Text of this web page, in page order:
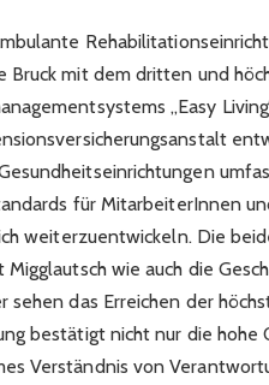
Bruck mit dem dritten und
„Easy
für MitarbeiterInnen
weiterzuentwickeln. Die
Migglautsch wie auch die
sehen das Erreichen der
bestätigt nicht nur die
Verständnis von